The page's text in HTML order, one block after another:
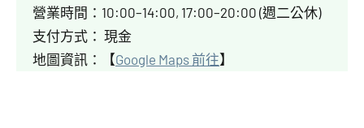
營業時間：10:00–14:00, 17:00–20:00 (週二公休)
支付方式： 現金
地圖資訊：【Google Maps 前往】